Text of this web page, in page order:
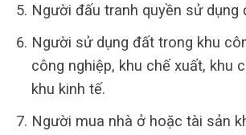
Người đấu tranh quyền sử dụng
Người sử dụng đất trong khu
công nghiệp, khu chế xuất, khu
khu kinh tế.
Người mua nhà ở hoặc tài sản